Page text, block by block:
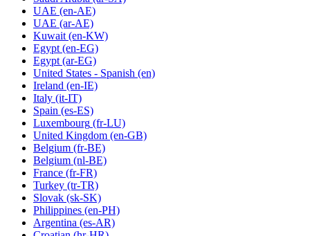
UAE (en-AE)
UAE (ar-AE)
Kuwait (en-KW)
Egypt (en-EG)
Egypt (ar-EG)
United States - Spanish (en)
Ireland (en-IE)
Italy (it-IT)
Spain (es-ES)
Luxembourg (fr-LU)
United Kingdom (en-GB)
Belgium (fr-BE)
Belgium (nl-BE)
France (fr-FR)
Turkey (tr-TR)
Slovak (sk-SK)
Philippines (en-PH)
Argentina (es-AR)